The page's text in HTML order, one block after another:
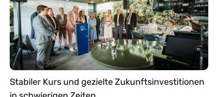
Stabiler Kurs und gezielte Zukunftsinvestitionen